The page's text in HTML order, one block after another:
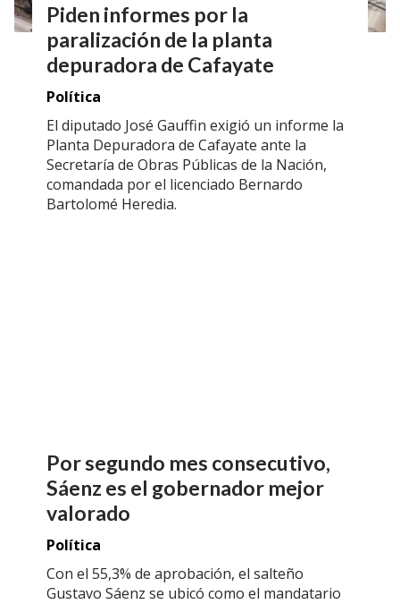
Piden informes por la
paralización de la planta
depuradora de Cafayate
Política
El diputado José Gauffin exigió un informe la
Planta Depuradora de Cafayate ante la
Secretaría de Obras Públicas de la Nación,
comandada por el licenciado Bernardo
Bartolomé Heredia.
Por segundo mes consecutivo,
Sáenz es el gobernador mejor
valorado
Política
Con el 55,3% de aprobación, el salteño
Gustavo Sáenz se ubicó como el mandatario